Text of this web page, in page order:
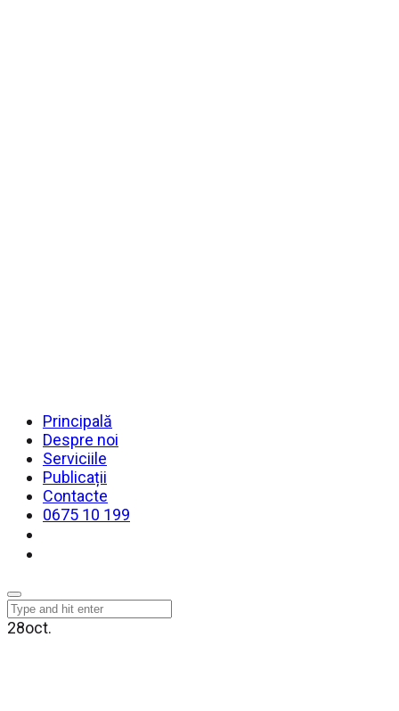
Principală
Despre noi
Serviciile
Publicații
Contacte
0675 10 199
28oct.